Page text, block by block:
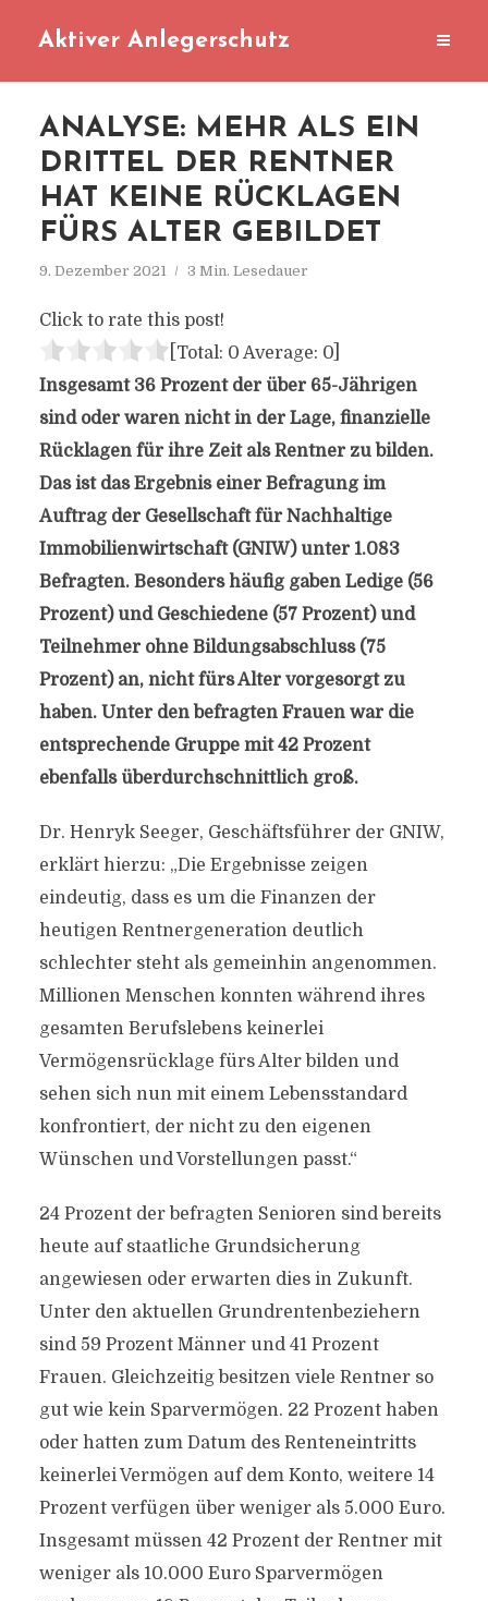
Aktiver Anlegerschutz
ANALYSE: MEHR ALS EIN
DRITTEL DER RENTNER
HAT KEINE RÜCKLAGEN
FÜRS ALTER GEBILDET
9. Dezember 2021 3 Min. Lesedauer
Click to rate this post!
[Total: 0 Average: 0]
Insgesamt 36 Prozent der über 65-Jährigen
sind oder waren nicht in der Lage, finanzielle
Rücklagen für ihre Zeit als Rentner zu bilden.
Das ist das Ergebnis einer Befragung im
Auftrag der Gesellschaft für Nachhaltige
Immobilienwirtschaft (GNIW) unter 1.083
Befragten. Besonders häufig gaben Ledige (56
Prozent) und Geschiedene (57 Prozent) und
Teilnehmer ohne Bildungsabschluss (75
Prozent) an, nicht fürs Alter vorgesorgt zu
haben. Unter den befragten Frauen war die
entsprechende Gruppe mit 42 Prozent
ebenfalls überdurchschnittlich groß.
Dr. Henryk Seeger, Geschäftsführer der GNIW,
erklärt hierzu: „Die Ergebnisse zeigen
eindeutig, dass es um die Finanzen der
heutigen Rentnergeneration deutlich
schlechter steht als gemeinhin angenommen.
Millionen Menschen konnten während ihres
gesamten Berufslebens keinerlei
Vermögensrücklage fürs Alter bilden und
sehen sich nun mit einem Lebensstandard
konfrontiert, der nicht zu den eigenen
Wünschen und Vorstellungen passt.“
24 Prozent der befragten Senioren sind bereits
heute auf staatliche Grundsicherung
angewiesen oder erwarten dies in Zukunft.
Unter den aktuellen Grundrentenbeziehern
sind 59 Prozent Männer und 41 Prozent
Frauen. Gleichzeitig besitzen viele Rentner so
gut wie kein Sparvermögen. 22 Prozent haben
oder hatten zum Datum des Renteneintritts
keinerlei Vermögen auf dem Konto, weitere 14
Prozent verfügen über weniger als 5.000 Euro.
Insgesamt müssen 42 Prozent der Rentner mit
weniger als 10.000 Euro Sparvermögen